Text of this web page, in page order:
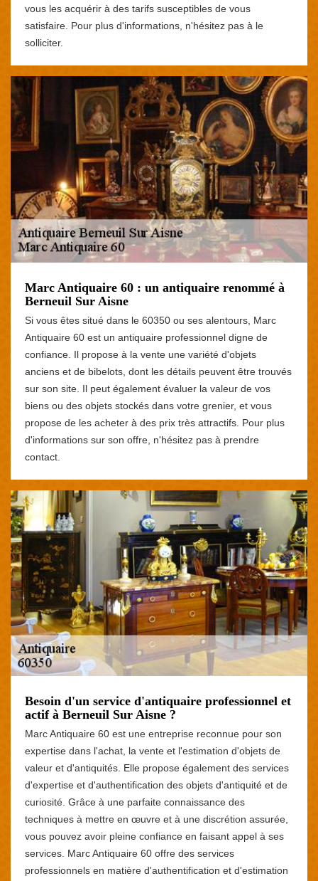
vous les acquérir à des tarifs susceptibles de vous
satisfaire. Pour plus d'informations, n'hésitez pas à le
solliciter.
Marc Antiquaire 60 : un antiquaire renommé à
Berneuil Sur Aisne
Si vous êtes situé dans le 60350 ou ses alentours, Marc
Antiquaire 60 est un antiquaire professionnel digne de
confiance. Il propose à la vente une variété d'objets
anciens et de bibelots, dont les détails peuvent être trouvés
sur son site. Il peut également évaluer la valeur de vos
biens ou des objets stockés dans votre grenier, et vous
propose de les acheter à des prix très attractifs. Pour plus
d'informations sur son offre, n'hésitez pas à prendre
contact.
Besoin d'un service d'antiquaire professionnel et
actif à Berneuil Sur Aisne ?
Marc Antiquaire 60 est une entreprise reconnue pour son
expertise dans l'achat, la vente et l'estimation d'objets de
valeur et d'antiquités. Elle propose également des services
d'expertise et d'authentification des objets d'antiquité et de
curiosité. Grâce à une parfaite connaissance des
techniques à mettre en œuvre et à une discrétion assurée,
vous pouvez avoir pleine confiance en faisant appel à ses
services. Marc Antiquaire 60 offre des services
professionnels en matière d'authentification et d'estimation